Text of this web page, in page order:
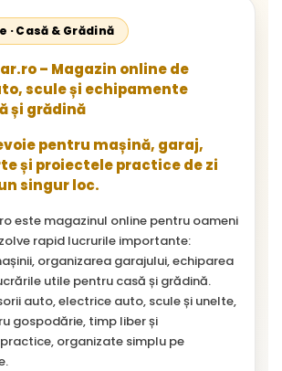
· Casă & Grădină
– Magazin online de
scule și echipamente
și grădină
pentru mașină, garaj,
și proiectele practice de zi
singur loc.
este magazinul online pentru oameni
rapid lucrurile importante:
organizarea garajului, echiparea
utile pentru casă și grădină.
auto, electrice auto, scule și unelte,
gospodărie, timp liber și
organizate simplu pe